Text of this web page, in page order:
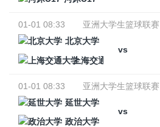
01-01 08:33
亚洲大学生篮球联赛
北京大学
vs
上海交通大学
01-01 08:33
亚洲大学生篮球联赛
延世大学
vs
政治大学